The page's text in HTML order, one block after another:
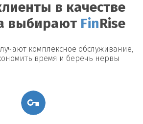
в качестве
выбирают Fin Rise
комплексное обслуживание,
время и беречь нервы